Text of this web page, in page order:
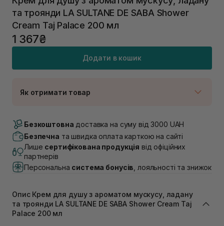
та троянди LA SULTANE DE SABA Shower
Cream Taj Palace 200 мл
1 367₴
Додати в кошик
Як отримати товар
Немає в наявності!
В наявності
Самовивіз м. Львів, вул. Академіка Підстригача, 1В
(Duck’s Lake)
Немає в наявності!
Самовивіз м. Львів, вул. Степана Бандери 45
В наявності
Безкоштовна доставка на суму від 3000 UAH
Безпечна та швидка оплата карткою на сайті
Лише сертифікована продукція від офіційних
партнерів
Персональна система бонусів , лояльності та знижок
Опис Крем для душу з ароматом мускусу, ладану
та троянди LA SULTANE DE SABA Shower Cream Taj
Palace 200 мл